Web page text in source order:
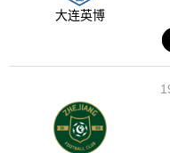
大连英博